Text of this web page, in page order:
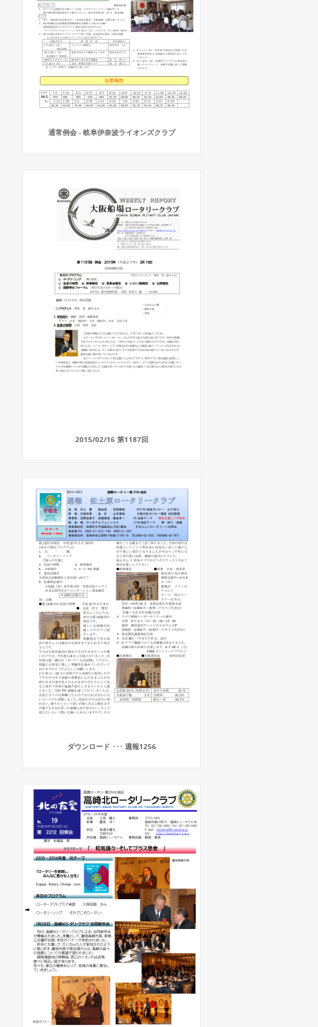
通常例会 - 岐阜伊奈波ライオンズクラブ
2015/02/16 第1187回
ダウンロード ･･･ 週報1256